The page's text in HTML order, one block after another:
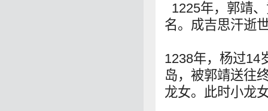
1225年，郭靖
名。成吉思汗逝
1238年，杨过14
岛，被郭靖送往
龙女。此时小龙